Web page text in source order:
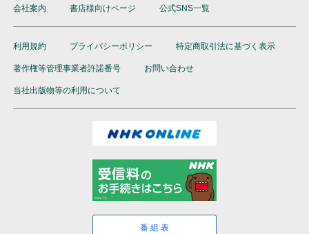
会社案内 書店様向けページ 公式SNS一覧
利用規約 プライバシーポリシー 特定商取引法に基づく表示
著作権等管理事業者許諾番号 お問い合わせ
当社出版物等の利用について
番組表